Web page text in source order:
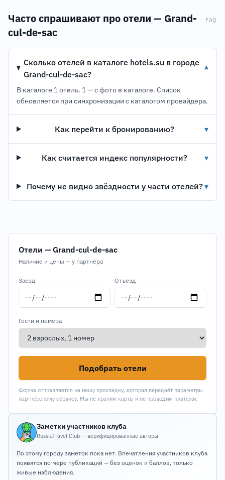
Часто спрашивают про отели — Grand-
cul-de-sac
FAQ
Сколько отелей в каталоге hotels.su в городе
Grand-cul-de-sac?
▾
В каталоге 1 отель. 1 — с фото в каталоге. Список
обновляется при синхронизации с каталогом провайдера.
Как перейти к бронированию? ▾
Как считается индекс популярности? ▾
Почему не видно звёздности у части отелей?▾
Отели — Grand-cul-de-sac
Наличие и цены — у партнёра
Заезд Отъезд
Гости и номера
Подобрать отели
Форма отправляется на нашу прокладку, которая передаёт параметры
партнёрскому сервису. Мы не храним карты и не проводим платежи.
Заметки участников клуба
RussiaTravel.Club — верифицированные авторы
По этому городу заметок пока нет. Впечатления участников клуба
появятся по мере публикаций — без оценок и баллов, только
живые наблюдения.